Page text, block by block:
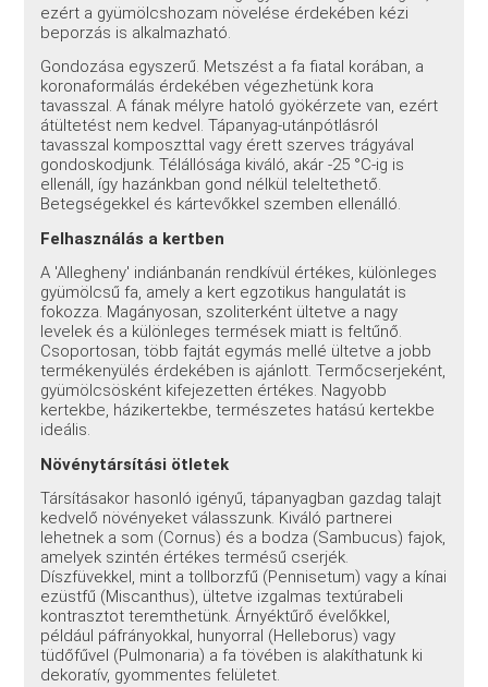
ezért a gyümölcshozam növelése érdekében kézi
beporzás is alkalmazható.
Gondozása egyszerű. Metszést a fa fiatal korában, a
koronaformálás érdekében végezhetünk kora
tavasszal. A fának mélyre hatoló gyökérzete van, ezért
átültetést nem kedvel. Tápanyag-utánpótlásról
tavasszal komposzttal vagy érett szerves trágyával
gondoskodjunk. Télállósága kiváló, akár -25 °C-ig is
ellenáll, így hazánkban gond nélkül teleltethető.
Betegségekkel és kártevőkkel szemben ellenálló.
Felhasználás a kertben
A 'Allegheny' indiánbanán rendkívül értékes, különleges
gyümölcsű fa, amely a kert egzotikus hangulatát is
fokozza. Magányosan, szoliterként ültetve a nagy
levelek és a különleges termések miatt is feltűnő.
Csoportosan, több fajtát egymás mellé ültetve a jobb
termékenyülés érdekében is ajánlott. Termőcserjeként,
gyümölcsösként kifejezetten értékes. Nagyobb
kertekbe, házikertekbe, természetes hatású kertekbe
ideális.
Növénytársítási ötletek
Társításakor hasonló igényű, tápanyagban gazdag talajt
kedvelő növényeket válasszunk. Kiváló partnerei
lehetnek a som (Cornus) és a bodza (Sambucus) fajok,
amelyek szintén értékes termésű cserjék.
Díszfüvekkel, mint a tollborzfű (Pennisetum) vagy a kínai
ezüstfű (Miscanthus), ültetve izgalmas textúrabeli
kontrasztot teremthetünk. Árnyéktűrő évelőkkel,
például páfrányokkal, hunyorral (Helleborus) vagy
tüdőfűvel (Pulmonaria) a fa tövében is alakíthatunk ki
dekoratív, gyommentes felületet.